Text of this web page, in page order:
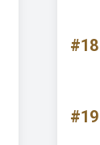
#18
#19